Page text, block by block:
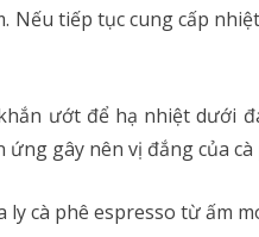
Nếu tiếp tục cung cấp
ướt để hạ nhiệt dưới
gây nên vị đắng của
cà phê espresso từ ấm